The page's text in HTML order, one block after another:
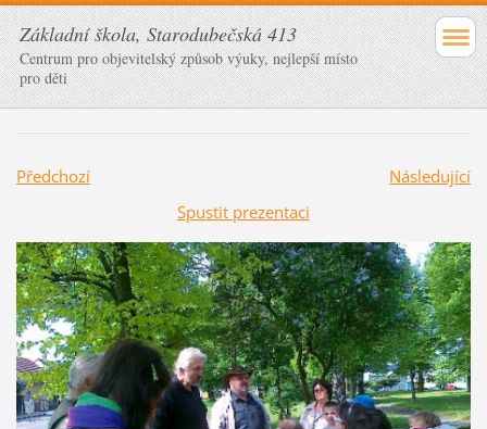
Základní škola, Starodubečská 413
Centrum pro objevitelský způsob výuky, nejlepší místo
pro děti
Předchozí
Následující
Spustit prezentaci